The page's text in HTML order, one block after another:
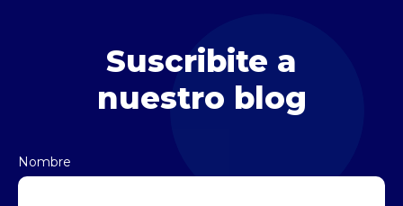
Suscribite a
nuestro blog
Nombre